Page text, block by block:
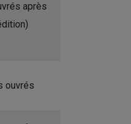
après
ouvrés